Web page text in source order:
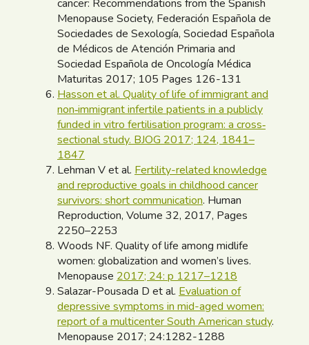
cancer: Recommendations from the Spanish
Menopause Society, Federación Española de
Sociedades de Sexología, Sociedad Española
de Médicos de Atención Primaria and
Sociedad Española de Oncología Médica
Maturitas 2017; 105 Pages 126-131
Hasson et al. Quality of life of immigrant and
non‐immigrant infertile patients in a publicly
funded in vitro fertilisation program: a cross‐
sectional study. BJOG 2017; 124, 1841–
1847
Lehman V et al. Fertility-related knowledge
and reproductive goals in childhood cancer
survivors: short communication. Human
Reproduction, Volume 32, 2017, Pages
2250–2253
Woods NF. Quality of life among midlife
women: globalization and women’s lives.
Menopause 2017; 24: p 1217–1218
Salazar-Pousada D et al. Evaluation of
depressive symptoms in mid-aged women:
report of a multicenter South American study.
Menopause 2017; 24:1282-1288